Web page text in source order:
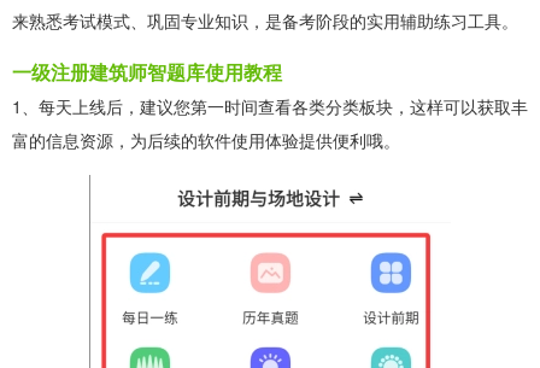
来熟悉考试模式、巩固专业知识，是备考阶段的实用辅助练习工具。
一级注册建筑师智题库使用教程
1、每天上线后，建议您第一时间查看各类分类板块，这样可以获取丰
富的信息资源，为后续的软件使用体验提供便利哦。